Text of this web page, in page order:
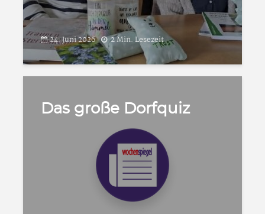
24. Juni 2026 2 Min. Lesezeit
Das große Dorfquiz